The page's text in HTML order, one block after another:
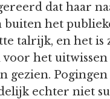
dat haar
buiten het
talrijk, en het
het
gezien.
echter niet